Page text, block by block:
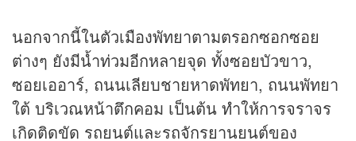
นอกจากนี้ในตัวเมืองพัทยาตามตรอกซอกซอย
ต่างๆ ยังมีน้ำท่วมอีกหลายจุด ทั้งซอยบัวขาว,
ซอยเออาร์, ถนนเลียบชายหาดพัทยา, ถนนพัทยา
ใต้ บริเวณหน้าตึกคอม เป็นต้น ทำให้การจราจร
เกิดติดขัด รถยนต์และรถจักรยานยนต์ของ